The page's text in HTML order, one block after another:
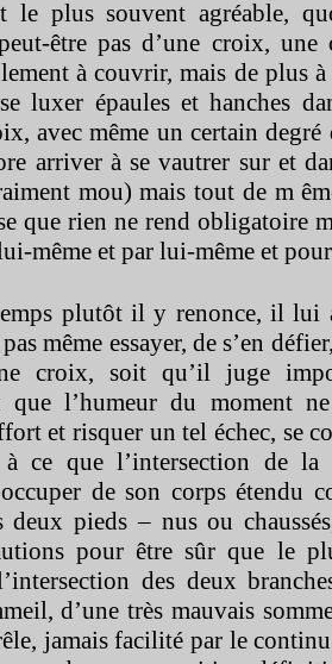
plus souvent agréable,
être pas d’une croix,
à couvrir, mais de plus
luxer épaules et hanches
avec même un certain
arriver à se vautrer sur et
mou) mais tout de m
que rien ne rend obligatoire
même et par lui-même et
plutôt il y renonce, il lui
même essayer, de s’en
croix, soit qu’il juge
que l’humeur du moment
et risquer un tel échec, se
ce que l’intersection de
de son corps étendu
deux pieds – nus ou
pour être sûr que le
des deux
d’une très mauvais
jamais facilité par le